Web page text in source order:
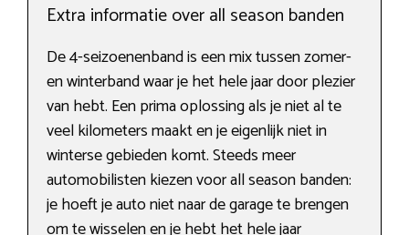
Extra informatie over all season banden
De 4-seizoenenband is een mix tussen zomer-
en winterband waar je het hele jaar door plezier
van hebt. Een prima oplossing als je niet al te
veel kilometers maakt en je eigenlijk niet in
winterse gebieden komt. Steeds meer
automobilisten kiezen voor all season banden:
je hoeft je auto niet naar de garage te brengen